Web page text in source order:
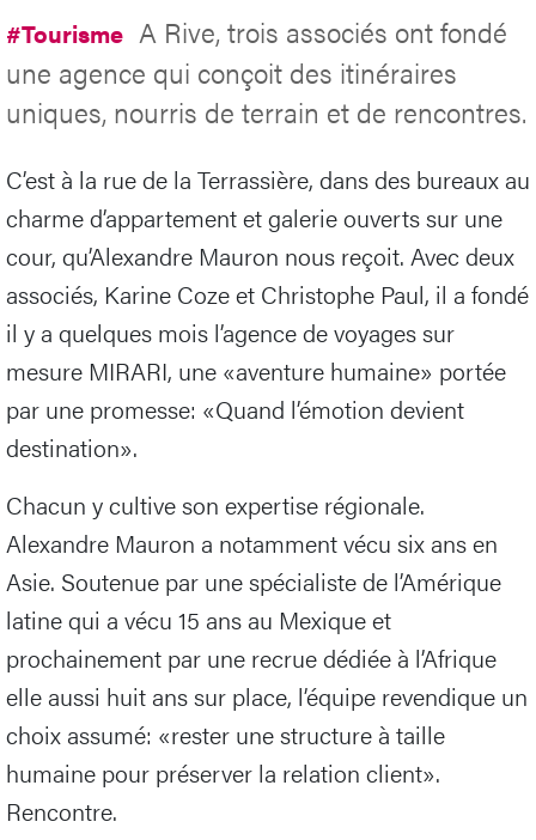
#Tourisme A Rive, trois associés ont fondé
une agence qui conçoit des itinéraires
uniques, nourris de terrain et de rencontres.
C’est à la rue de la Terrassière, dans des bureaux au
charme d’appartement et galerie ouverts sur une
cour, qu’Alexandre Mauron nous reçoit. Avec deux
associés, Karine Coze et Christophe Paul, il a fondé
il y a quelques mois l’agence de voyages sur
mesure MIRARI, une «aventure humaine» portée
par une promesse: «Quand l’émotion devient
destination».
Chacun y cultive son expertise régionale.
Alexandre Mauron a notamment vécu six ans en
Asie. Soutenue par une spécialiste de l’Amérique
latine qui a vécu 15 ans au Mexique et
prochainement par une recrue dédiée à l’Afrique
elle aussi huit ans sur place, l’équipe revendique un
choix assumé: «rester une structure à taille
humaine pour préserver la relation client».
Rencontre.